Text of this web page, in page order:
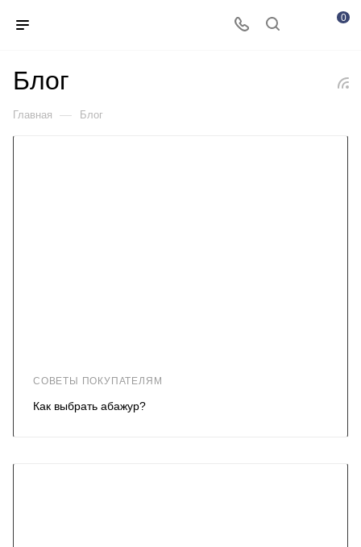
0
Блог
Главная — Блог
СОВЕТЫ ПОКУПАТЕЛЯМ
Как выбрать абажур?